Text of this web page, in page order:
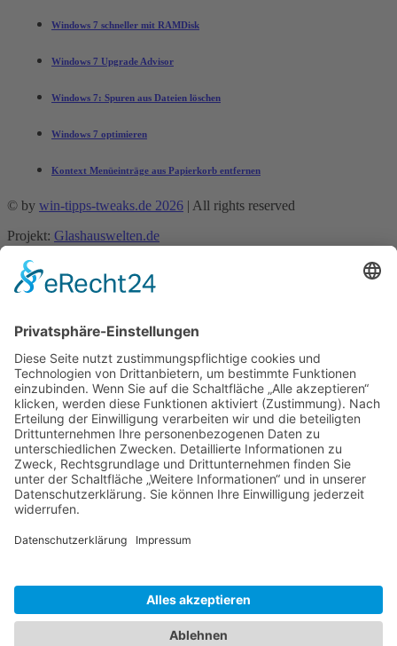
Windows 7 schneller mit RAMDisk
Windows 7 Upgrade Advisor
Windows 7: Spuren aus Dateien löschen
Windows 7 optimieren
Kontext Menüeinträge aus Papierkorb entfernen
© by win-tipps-tweaks.de 2026 | All rights reserved
Projekt: Glashauswelten.de
Mobile Menu Toggle
Excel
Outlook
Powerpoint
Allgemein
Künstliche Intelligenz
Gemini
ChatGPT
Windows 11 Tipps Tricks
Windows 10 Tipps
Windows 8 Tipps
Windows 7 Tipps
Windows 7 Tricks
Fritzbox-Tipps
Praxistipps